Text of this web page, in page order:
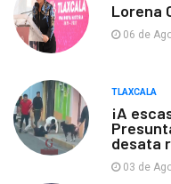
Lorena
06 de
TLAXCALA
¡A
desata
03 de